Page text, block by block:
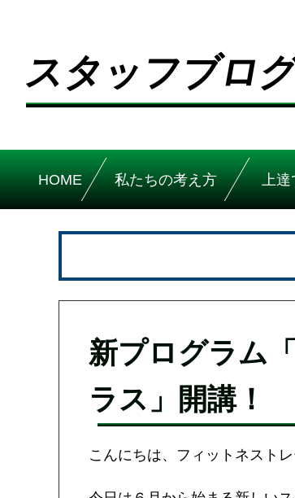
スタッフブログ
HOME 私たちの考え方 上
新プログラム
ラス」開講！
こんにちは、フィットネストレ